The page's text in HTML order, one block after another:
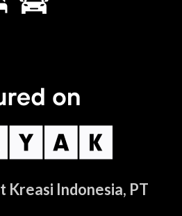
Indonesia, PT